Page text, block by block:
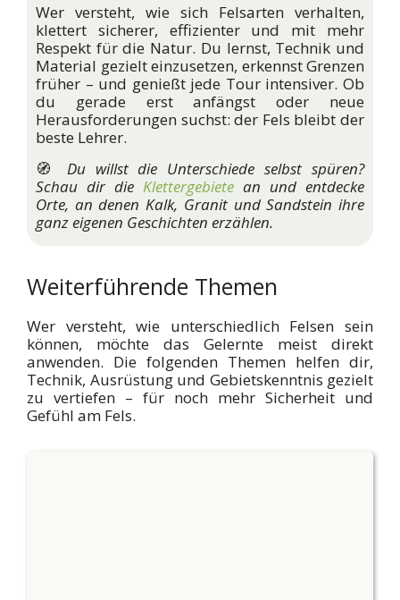
Wer versteht, wie sich Felsarten verhalten,
klettert sicherer, effizienter und mit mehr
Respekt für die Natur. Du lernst, Technik und
Material gezielt einzusetzen, erkennst Grenzen
früher – und genießt jede Tour intensiver. Ob
du gerade erst anfängst oder neue
Herausforderungen suchst: der Fels bleibt der
beste Lehrer.
🧭 Du willst die Unterschiede selbst spüren?
Schau dir die Klettergebiete an und entdecke
Orte, an denen Kalk, Granit und Sandstein ihre
ganz eigenen Geschichten erzählen.
Weiterführende Themen
Wer versteht, wie unterschiedlich Felsen sein
können, möchte das Gelernte meist direkt
anwenden. Die folgenden Themen helfen dir,
Technik, Ausrüstung und Gebietskenntnis gezielt
zu vertiefen – für noch mehr Sicherheit und
Gefühl am Fels.